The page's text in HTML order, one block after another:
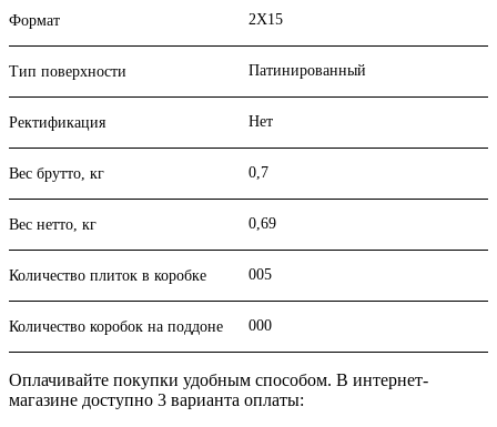
Формат 2X15
Тип поверхности Патинированный
Ректификация Нет
Вес брутто, кг 0,7
Вес нетто, кг 0,69
Количество плиток в коробке 005
Количество коробок на поддоне 000
Оплачивайте покупки удобным способом. В интернет-
магазине доступно 3 варианта оплаты: